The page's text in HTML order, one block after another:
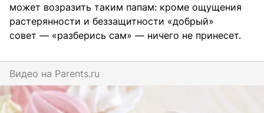
может возразить таким папам: кроме ощущения
растерянности и беззащитности «добрый»
совет — «разберись сам» — ничего не принесет.
Видео на parents.ru